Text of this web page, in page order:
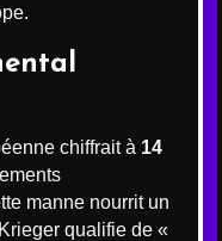
chiffrait à 14
manne nourrit un
qualifie de «